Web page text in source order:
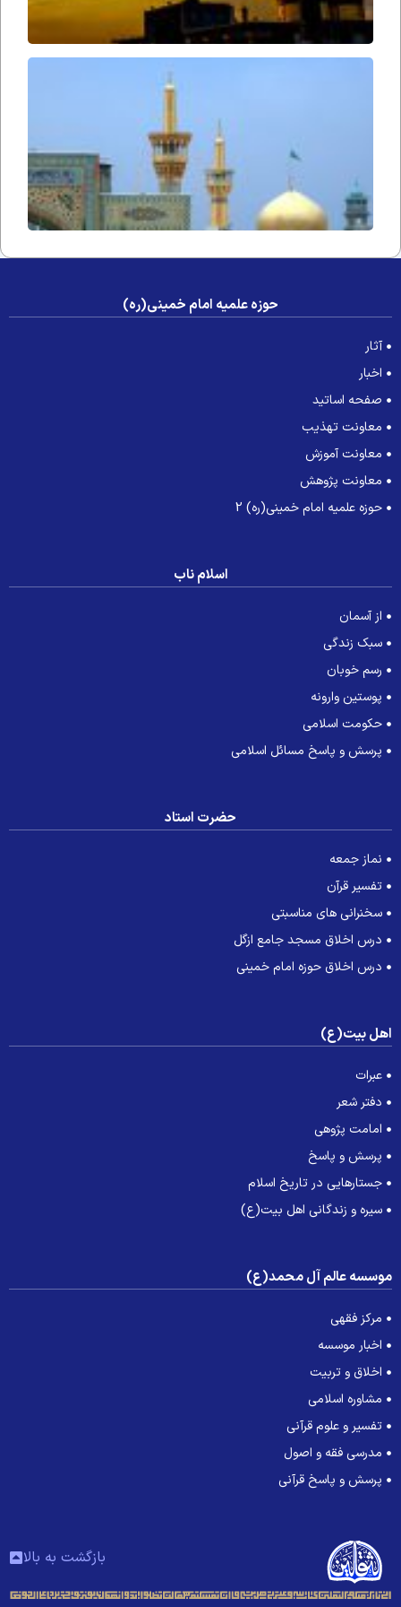
حوزه علمیه امام خمینی(ره)
آثار
اخبار
صفحه اساتید
معاونت تهذیب
معاونت آموزش
معاونت پژوهش
حوزه علمیه امام خمینی(ره) 2
اسلام ناب
از آسمان
سبک زندگی
رسم خوبان
پوستین وارونه
حکومت اسلامی
پرسش و پاسخ مسائل اسلامی
حضرت استاد
نماز جمعه
تفسیر قرآن
سخنرانی های مناسبتی
درس اخلاق مسجد جامع ازگل
درس اخلاق حوزه امام خمینی
بیت(ع)
عبرات
دفتر شعر
امامت پژوهی
پرسش و پاسخ
جستارهایی در تاریخ اسلام
سیره و زندگانی اهل بیت(ع)
عالم آل محمد(ع)
مرکز فقهی
اخبار موسسه
اخلاق و تربیت
مشاوره اسلامی
تفسیر و علوم قرآنی
مدرسی فقه و اصول
پرسش و پاسخ قرآنی
بازگشت به بالا